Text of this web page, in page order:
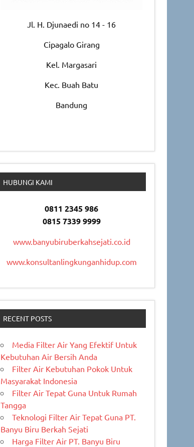
Jl. H. Djunaedi no 14 - 16
Cipagalo Girang
Kel. Margasari
Kec. Buah Batu
Bandung
HUBUNGI KAMI
0811 2345 986
0815 7339 9999
www.banyubiruberkahsejati.co.id
www.konsultanlingkunganhidup.com
RECENT POSTS
Media Filter Air Yang Efektif Untuk
Kebutuhan Air Bersih Anda
Filter Air Kebutuhan Pokok Untuk
Masyarakat Indonesia
Filter Air Tepat Guna Untuk Rumah
Tangga
Teknologi Filter Air Tepat Guna PT.
Banyu Biru Berkah Sejati
Harga Filter Air PT. Banyu Biru